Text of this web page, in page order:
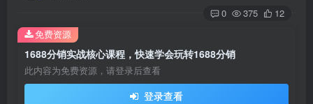
0 375 12
1688分销实战核心课程，快速学会玩转1688分销
此内容为免费资源，请登录后查看
登录查看
免费资源